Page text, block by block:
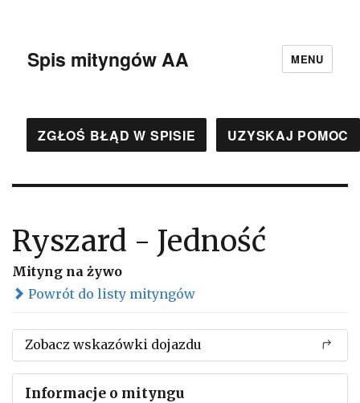
Spis mityngów AA MENU
ZGŁOŚ BŁĄD W SPISIE UZYSKAJ POMOC
Ryszard - Jedność
Mityng na żywo
Powrót do listy mityngów
Zobacz wskazówki dojazdu
Informacje o mityngu